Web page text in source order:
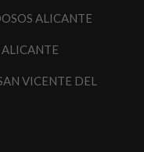
ALICANTE
VICENTE DEL